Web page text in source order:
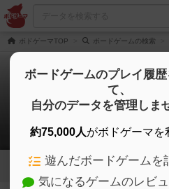
ボドゲーマTOP ボードゲームの検索
アイドルアライ
1件のリプ
2 1
ボードゲームのプレイ履歴
て、
自分のデータを管理しま
約75,000人がボドゲーマを
遊んだボードゲームを
気になるゲームのレビ